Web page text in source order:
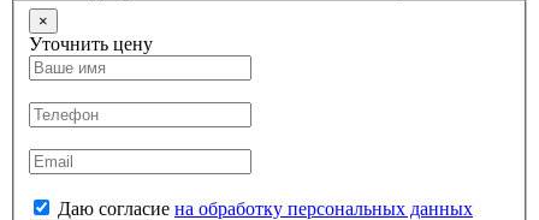
×
Уточнить цену
Даю согласие на обработку персональных данных